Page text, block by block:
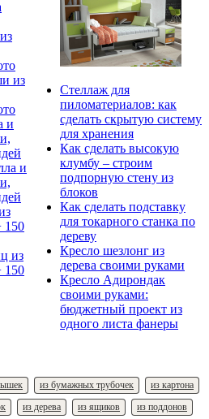
и
150
Стеллаж для
пиломатериалов: как
сделать скрытую систему
для хранения
Как сделать высокую
клумбу – строим
подпорную стену из
блоков
Как сделать подставку
для токарного станка по
дереву
Кресло шезлонг из
дерева своими руками
Кресло Адирондак
своими руками:
бюджетный проект из
одного листа фанеры
из бумажных трубочек
из картона
из дерева из ящиков
из поддонов